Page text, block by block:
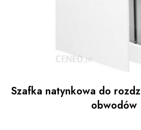
Szafka natynkowa do
obwodów